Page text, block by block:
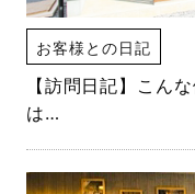
お客様との日記
【訪問日記】こん
は…